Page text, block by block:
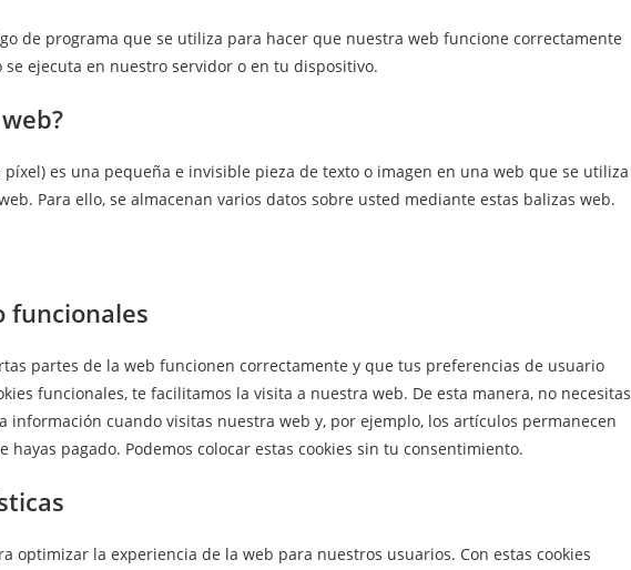
de programa que se utiliza para hacer que nuestra web funcione correctamente
ejecuta en nuestro servidor o en tu dispositivo.
es una pequeña e invisible pieza de texto o imagen en una web que se utiliza
Para ello, se almacenan varios datos sobre usted mediante estas balizas web.
funcionales
partes de la web funcionen correctamente y que tus preferencias de usuario
funcionales, te facilitamos la visita a nuestra web. De esta manera, no necesitas
cuando visitas nuestra web y, por ejemplo, los artículos permanecen
hayas pagado. Podemos colocar estas cookies sin tu consentimiento.
optimizar la experiencia de la web para nuestros usuarios. Con estas cookies